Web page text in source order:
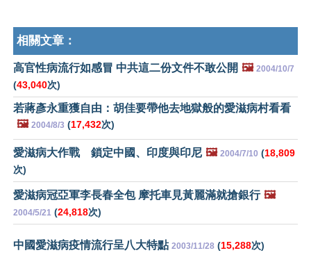
相關文章：
高官性病流行如感冒 中共這二份文件不敢公開 🖼️ 2004/10/7
(43,040次)
若蔣彥永重獲自由：胡佳要帶他去地獄般的愛滋病村看看
🖼️ 2004/8/3 (17,432次)
愛滋病大作戰 鎖定中國、印度與印尼 🖼️ 2004/7/10 (18,809
次)
愛滋病冠亞軍李長春全包 摩托車見黃麗滿就搶銀行 🖼️
2004/5/21 (24,818次)
中國愛滋病疫情流行呈八大特點 2003/11/28 (15,288次)